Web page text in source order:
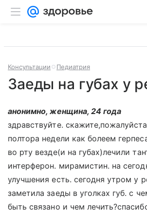
Консультации Педиатрия
Заеды на губах у
анонимно, женщина, 24 года
здравствуйте.
полтора недели как болеем
во рту везде(и на губах)лечили
интерферон. мирамистин. на
улучшения есть. сегодня утром у
заметила заеды в уголках губ. с
быть связано и чем